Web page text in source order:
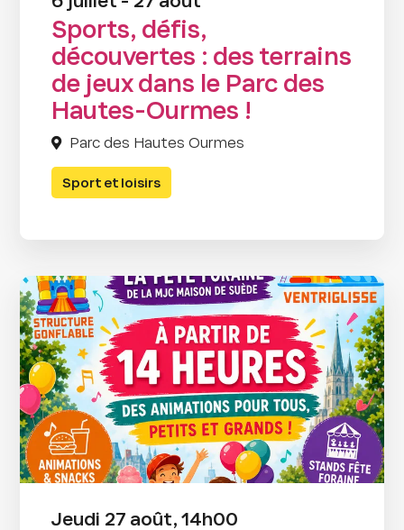
Sports, défis,
découvertes : des terrains
de jeux dans le Parc des
Hautes-Ourmes !
Parc des Hautes Ourmes
Sport et loisirs
Jeudi 27 août, 14h00